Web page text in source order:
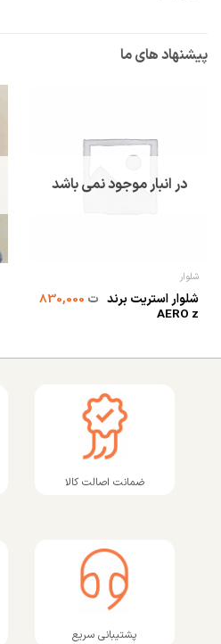
پیشنهاد های ما
در انبار موجود نمی باشد
شلوار
شلوار استریت برند
AERO z
ت830,000
ضمانت اصالت کالا
پشتیبانی سریع